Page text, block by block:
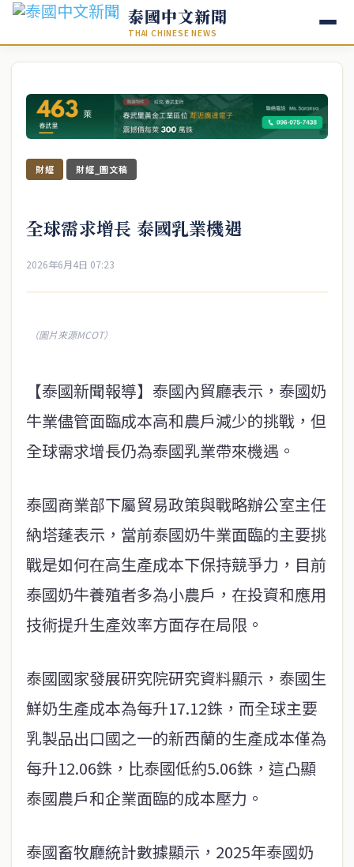
泰國中文新聞
THAI CHINESE NEWS
財經 財經_圖文稿
全球需求增長 泰國乳業機遇
2026年6月4日 07:23
（圖片來源MCOT）
【泰國新聞報導】泰國內貿廳表示，泰國奶
牛業儘管面臨成本高和農戶減少的挑戰，但
全球需求增長仍為泰國乳業帶來機遇。
泰國商業部下屬貿易政策與戰略辦公室主任
納塔蓬表示，當前泰國奶牛業面臨的主要挑
戰是如何在高生產成本下保持競爭力，目前
泰國奶牛養殖者多為小農戶，在投資和應用
技術提升生產效率方面存在局限。
泰國國家發展研究院研究資料顯示，泰國生
鮮奶生產成本為每升17.12銖，而全球主要
乳製品出口國之一的新西蘭的生產成本僅為
每升12.06銖，比泰國低約5.06銖，這凸顯
泰國農戶和企業面臨的成本壓力。
泰國畜牧廳統計數據顯示，2025年泰國奶